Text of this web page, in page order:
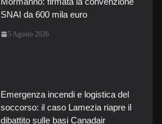
SNAI da 600 mila euro
5 Agosto 2026
Emergenza incendi e logistica del
soccorso: il caso Lamezia riapre il
dibattito sulle basi Canadair